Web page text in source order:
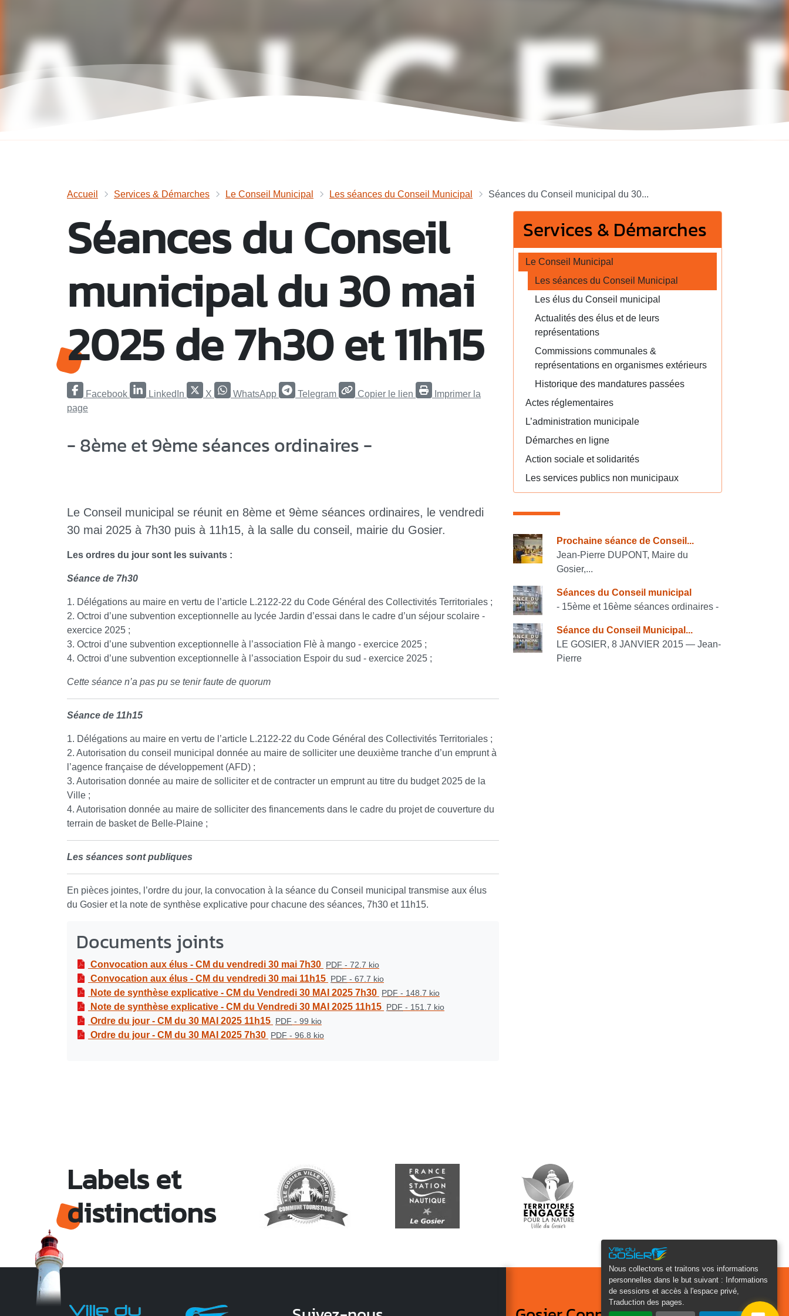
Nous collectons et traitons vos informations
personnelles dans le but suivant :
Informations
de sessions et accès à l'espace privé,
Traduction des pages
Accueil Services & Démarches Le Conseil Municipal Les séances du Conseil Municipal Séances du Conseil municipal du 30...
Séances du Conseil
municipal du 30 mai
2025 de 7h30 et 11h15
Facebook LinkedIn X WhatsApp Telegram Copier le lien
Imprimer la
page
- 8ème et 9ème séances ordinaires -
Le Conseil municipal se réunit en 8ème et 9ème séances ordinaires, le vendredi
30 mai 2025 à 7h30 puis à 11h15, à la salle du conseil, mairie du Gosier.
Les ordres du jour sont les suivants :
Séance de 7h30
1. Délégations au maire en vertu de l’article L.2122-22 du Code Général des Collectivités Territoriales ;
2. Octroi d’une subvention exceptionnelle au lycée Jardin d’essai dans le cadre d’un séjour scolaire -
exercice 2025 ;
3. Octroi d’une subvention exceptionnelle à l’association Flè à mango - exercice 2025 ;
4. Octroi d’une subvention exceptionnelle à l’association Espoir du sud - exercice 2025 ;
Cette séance n’a pas pu se tenir faute de quorum
Séance de 11h15
1. Délégations au maire en vertu de l’article L.2122-22 du Code Général des Collectivités Territoriales ;
2. Autorisation du conseil municipal donnée au maire de solliciter une deuxième tranche d’un emprunt à
l’agence française de développement (AFD) ;
3. Autorisation donnée au maire de solliciter et de contracter un emprunt au titre du budget 2025 de la
Ville ;
4. Autorisation donnée au maire de solliciter des financements dans le cadre du projet de couverture du
terrain de basket de Belle-Plaine ;
Les séances sont publiques
En pièces jointes, l’ordre du jour, la convocation à la séance du Conseil municipal transmise aux élus
du Gosier et la note de synthèse explicative pour chacune des séances, 7h30 et 11h15.
Documents joints
Convocation aux élus - CM du vendredi 30 mai 7h30 PDF - 72.7 kio
Convocation aux élus - CM du vendredi 30 mai 11h15 PDF - 67.7 kio
Note de synthèse explicative - CM du Vendredi 30 MAI 2025 7h30 PDF - 148.7 kio
Note de synthèse explicative - CM du Vendredi 30 MAI 2025 11h15 PDF - 151.7 kio
Ordre du jour - CM du 30 MAI 2025 11h15 PDF - 99 kio
Ordre du jour - CM du 30 MAI 2025 7h30 PDF - 96.8 kio
Services & Démarches
Le Conseil Municipal
Les séances du Conseil Municipal
Les élus du Conseil municipal
Actualités des élus et de leurs
représentations
Commissions communales &
représentations en organismes extérieurs
Historique des mandatures passées
Actes réglementaires
L’administration municipale
Démarches en ligne
Action sociale et solidarités
Les services publics non municipaux
Consulter également
Prochaine séance de Conseil...
Jean-Pierre DUPONT, Maire du
Gosier,...
Séances du Conseil municipal
- 15ème et 16ème séances ordinaires -
Séance du Conseil Municipal...
LE GOSIER, 8 JANVIER 2015 — Jean-
Pierre
Labels et
distinctions